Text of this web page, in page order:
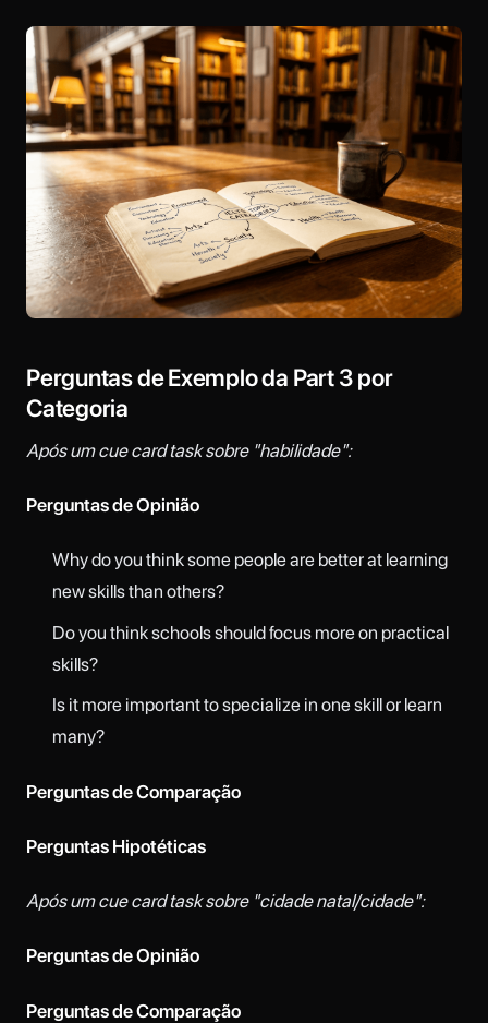
Perguntas de Exemplo da Part 3 por
Categoria
Após um cue card task sobre "habilidade":
Perguntas de Opinião
Why do you think some people are better at learning
new skills than others?
Do you think schools should focus more on practical
skills?
Is it more important to specialize in one skill or learn
many?
Perguntas de Comparação
Perguntas Hipotéticas
Após um cue card task sobre "cidade natal/cidade":
Perguntas de Opinião
Perguntas de Comparação